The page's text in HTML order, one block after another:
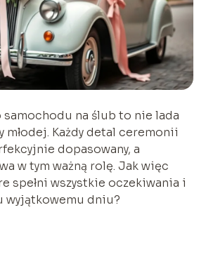
na ślub to nie lada
młodej. Każdy detal ceremonii
dopasowany, a
w tym ważną rolę. Jak więc
spełni wszystkie oczekiwania i
wyjątkowemu dniu?